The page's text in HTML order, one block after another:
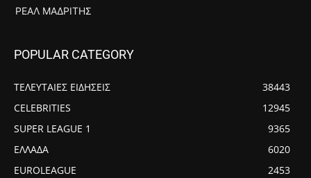
ΡΕΆΛ ΜΑΔΡΊΤΗΣ
POPULAR CATEGORY
ΤΕΛΕΥΤΑΙΕΣ ΕΙΔΗΣΕΙΣ
38443
CELEBRITIES
12945
SUPER LEAGUE 1
9365
ΕΛΛΑΔΑ
6020
EUROLEAGUE
2453